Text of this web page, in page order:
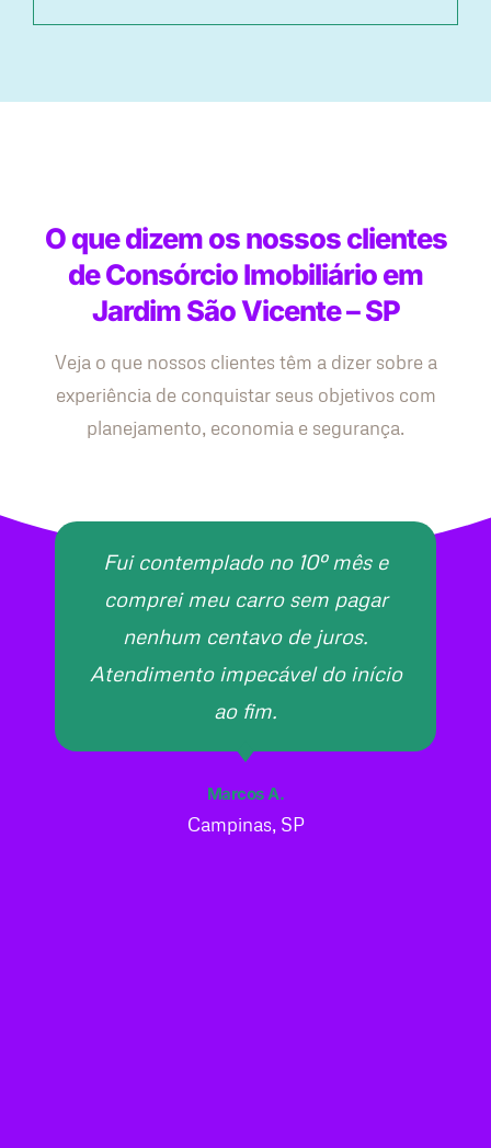
O que dizem os nossos clientes
de Consórcio Imobiliário em
Jardim São Vicente – SP
Veja o que nossos clientes têm a dizer sobre a
experiência de conquistar seus objetivos com
planejamento, economia e segurança.
Fui contemplado no 10º mês e
comprei meu carro sem pagar
nenhum centavo de juros.
Atendimento impecável do início
ao fim.
Marcos A.
Campinas, SP